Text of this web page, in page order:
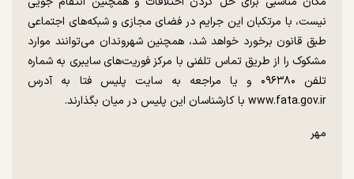
نیست، با مرتکبان این جرایم در فضای مجازی و شبکه‌های اجتماعی
طبق قانون برخورد خواهد شد، همچنین شهروندان می‌توانند موارد
مشکوک را از طریق تماس تلفنی با مرکز فوریت‌های سایبری به شماره
تلفن ۰۹۶۳۸۰ و یا مراجعه به سایت پلیس فتا به آدرس
www.fata.gov.ir با کارشناسان این پلیس در میان بگذارند.
مهر